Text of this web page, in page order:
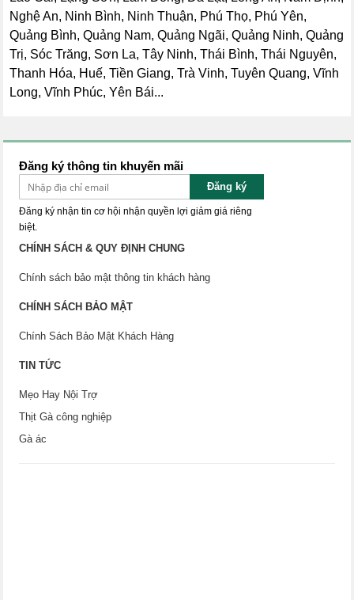
Nghệ An, Ninh Bình, Ninh Thuận, Phú Thọ, Phú Yên,
Quảng Bình, Quảng Nam, Quảng Ngãi, Quảng Ninh, Quảng
Trị, Sóc Trăng, Sơn La, Tây Ninh, Thái Bình, Thái Nguyên,
Thanh Hóa, Huế, Tiền Giang, Trà Vinh, Tuyên Quang, Vĩnh
Long, Vĩnh Phúc, Yên Bái...
Đăng ký thông tin khuyến mãi
Đăng ký
Đăng ký nhận tin cơ hội nhận quyền lợi giảm giá riêng
biệt.
CHÍNH SÁCH & QUY ĐỊNH CHUNG
Chính sách bảo mật thông tin khách hàng
CHÍNH SÁCH BẢO MẬT
Chính Sách Bảo Mật Khách Hàng
TIN TỨC
Mẹo Hay Nội Trợ
Thịt Gà công nghiệp
Gà ác